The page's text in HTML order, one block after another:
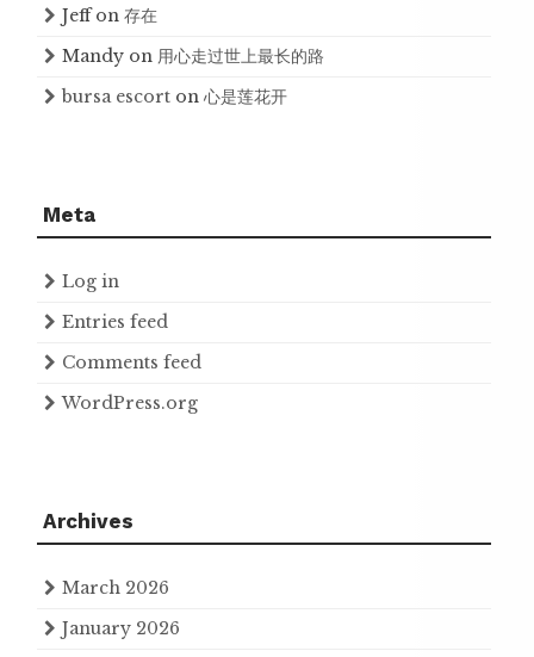
Jeffon 存在
Mandy on 用心走过世上最长的路
bursa escort on 心是莲花开
Meta
Log in
Entries feed
Comments feed
WordPress.org
Archives
March 2026
January 2026